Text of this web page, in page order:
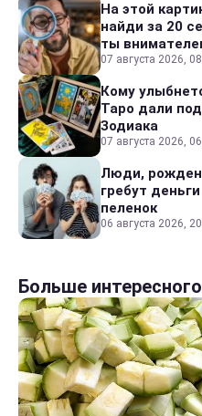
На этой
найди за 20
ты
07 августа 2026,
Кому
Таро дали
Зодиака
07 августа 2026,
Люди,
гребут
пеленок
06 августа 2026,
Больше интересного